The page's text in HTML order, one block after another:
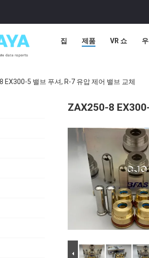
집 제품 VR 쇼
EX300-5 밸브 푸셔, R-7 유압 제어 밸브 교체
ZAX250-8